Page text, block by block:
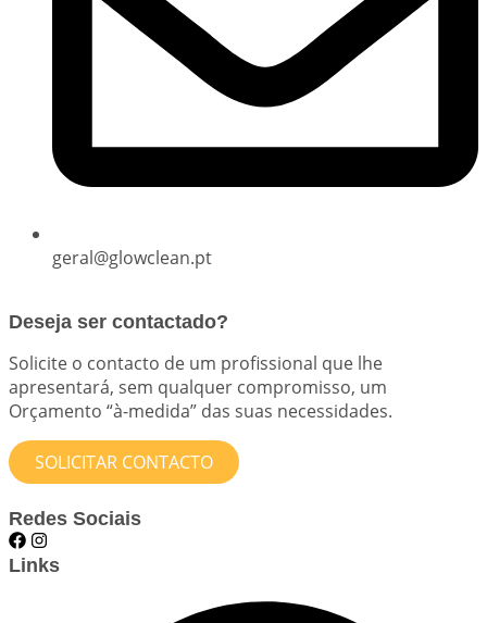
geral@glowclean.pt
Deseja ser contactado?
Solicite o contacto de um profissional que lhe
apresentará, sem qualquer compromisso, um
Orçamento “à-medida” das suas necessidades.
SOLICITAR CONTACTO
Redes Sociais
Links